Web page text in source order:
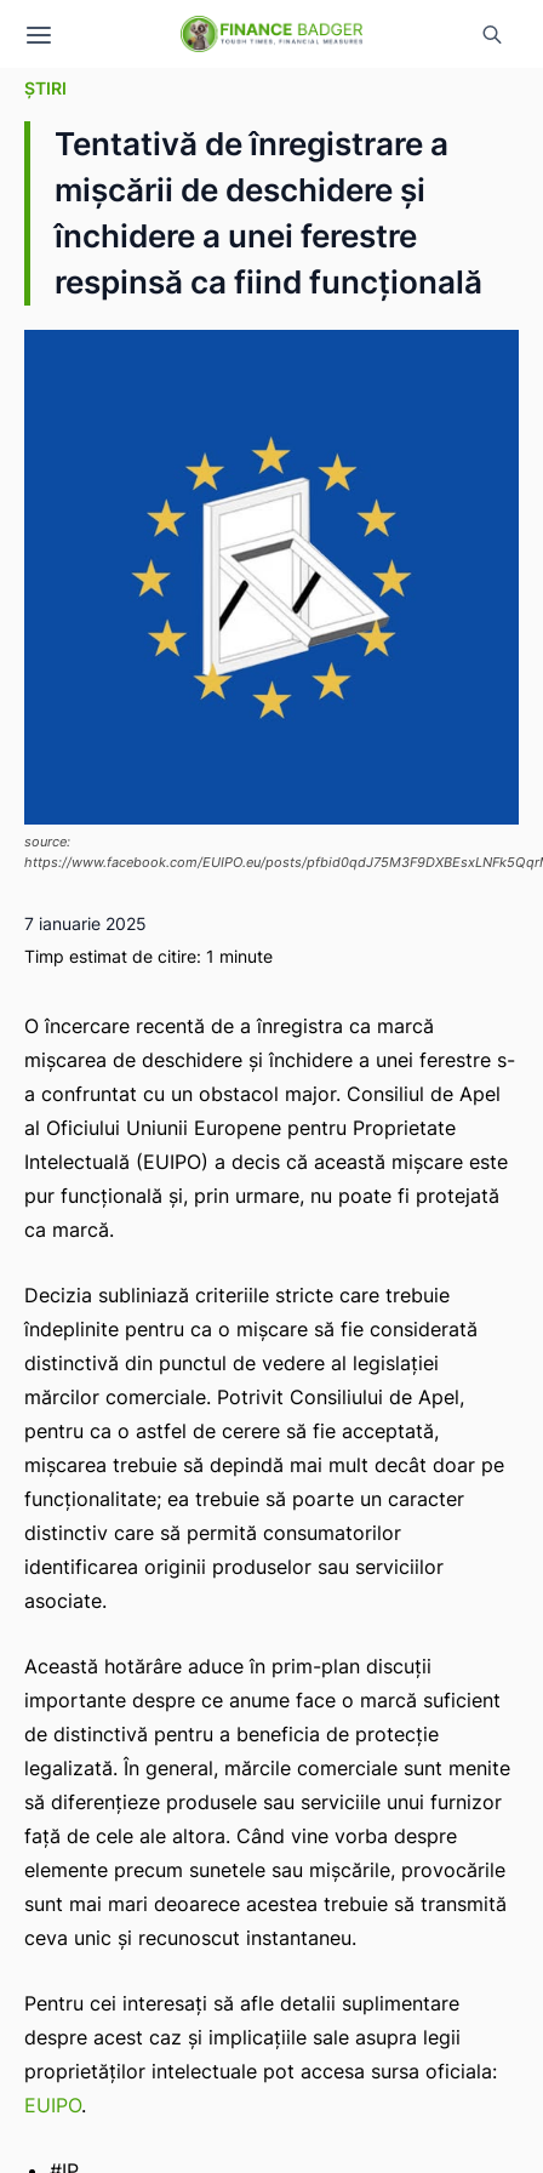
ȘTIRI
Tentativă de înregistrare a
mișcării de deschidere și
închidere a unei ferestre
respinsă ca fiind funcțională
source:
https://www.facebook.com/EUIPO.eu/posts/
7 ianuarie 2025
Timp estimat de citire: 1 minute
O încercare recentă de a înregistra ca marcă
mișcarea de deschidere și închidere a unei ferestre s-
a confruntat cu un obstacol major. Consiliul de Apel
al Oficiului Uniunii Europene pentru Proprietate
Intelectuală (EUIPO) a decis că această mișcare este
pur funcțională și, prin urmare, nu poate fi protejată
ca marcă.
Decizia subliniază criteriile stricte care trebuie
îndeplinite pentru ca o mișcare să fie considerată
distinctivă din punctul de vedere al legislației
mărcilor comerciale. Potrivit Consiliului de Apel,
pentru ca o astfel de cerere să fie acceptată,
mișcarea trebuie să depindă mai mult decât doar pe
funcționalitate; ea trebuie să poarte un caracter
distinctiv care să permită consumatorilor
identificarea originii produselor sau serviciilor
asociate.
Această hotărâre aduce în prim-plan discuții
importante despre ce anume face o marcă suficient
de distinctivă pentru a beneficia de protecție
legalizată. În general, mărcile comerciale sunt menite
să diferențieze produsele sau serviciile unui furnizor
față de cele ale altora. Când vine vorba despre
elemente precum sunetele sau mișcările, provocările
sunt mai mari deoarece acestea trebuie să transmită
ceva unic și recunoscut instantaneu.
Pentru cei interesați să afle detalii suplimentare
despre acest caz și implicațiile sale asupra legii
proprietăților intelectuale pot accesa sursa oficiala:
EUIPO.